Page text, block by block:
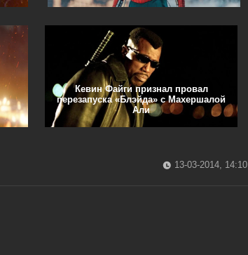
Кевин Файги признал провал
перезапуска «Блэйда» с Махершалой
Али
13-03-2014, 14:10